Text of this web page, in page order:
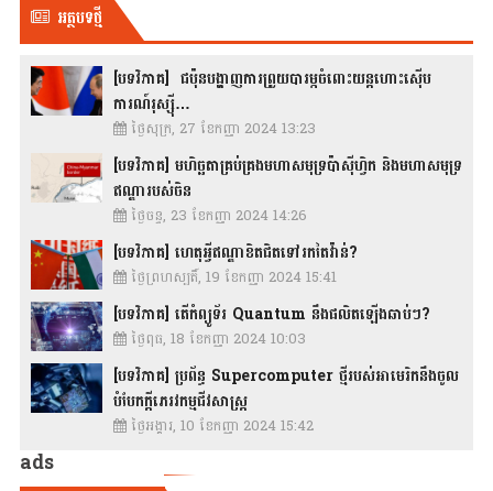
អត្ថបទថ្មី
[បទវិភាគ] ជប៉ុនបង្ហាញការព្រួយបារម្ភចំពោះយន្តហោះស៊ើប
ការណ៍រុស្ស៊ី…
ថ្ងៃសុក្រ, 27 ខែកញ្ញា 2024 13:23
[បទវិភាគ] មហិច្ឆតាគ្រប់គ្រងមហាសមុទ្រប៉ាស៊ីហ្វិក និងមហាសមុទ្រ
ឥណ្ឌារបស់ចិន
ថ្ងៃចន្ទ, 23 ខែកញ្ញា 2024 14:26
[បទវិភាគ] ហេតុអ្វីឥណ្ឌាខិតជិតទៅរកតៃវ៉ាន់?
ថ្ងៃព្រហស្បតិ៍, 19 ខែកញ្ញា 2024 15:41
[បទវិភាគ] តើកំព្យូទ័រ Quantum នឹងផលិតឡើងឆាប់ៗ?
ថ្ងៃពុធ, 18 ខែកញ្ញា 2024 10:03
[បទវិភាគ] ប្រព័ន្ធ Supercomputer ថ្មីរបស់អាមេរិកនឹងចូល
បំបែកក្តីភេរវកម្មជីវសាស្រ្ត
ថ្ងៃអង្គារ, 10 ខែកញ្ញា 2024 15:42
ads